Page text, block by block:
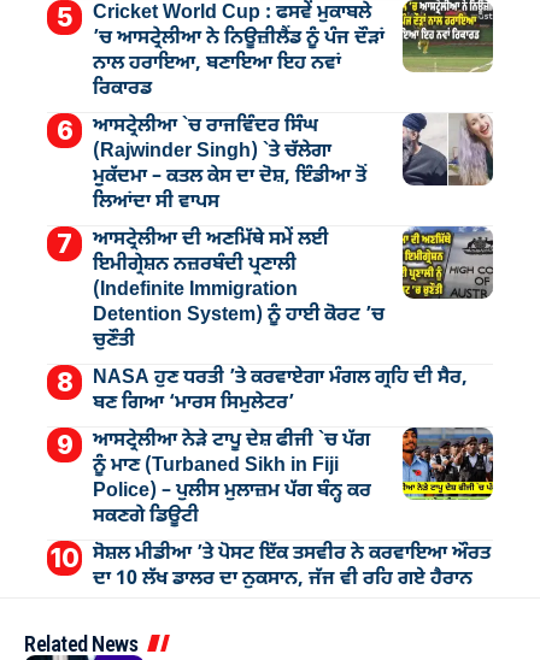
Cricket World Cup : ਫਸਵੇਂ ਮੁਕਾਬਲੇ
’ਚ ਆਸਟ੍ਰੇਲੀਆ ਨੇ ਨਿਊਜ਼ੀਲੈਂਡ ਨੂੰ ਪੰਜ ਦੌੜਾਂ
ਨਾਲ ਹਰਾਇਆ, ਬਣਾਇਆ ਇਹ ਨਵਾਂ
ਰਿਕਾਰਡ
ਆਸਟ੍ਰੇਲੀਆ `ਚ ਰਾਜਵਿੰਦਰ ਸਿੰਘ
(Rajwinder Singh) `ਤੇ ਚੱਲੇਗਾ
ਮੁੁਕੱਦਮਾ – ਕਤਲ ਕੇਸ ਦਾ ਦੋਸ਼, ਇੰਡੀਆ ਤੋਂ
ਲਿਆਂਦਾ ਸੀ ਵਾਪਸ
ਆਸਟ੍ਰੇਲੀਆ ਦੀ ਅਣਮਿੱਥੇ ਸਮੇਂ ਲਈ
ਇਮੀਗ੍ਰੇਸ਼ਨ ਨਜ਼ਰਬੰਦੀ ਪ੍ਰਣਾਲੀ
(Indefinite Immigration
Detention System) ਨੂੰ ਹਾਈ ਕੋਰਟ ’ਚ
ਚੁਣੌਤੀ
NASA ਹੁਣ ਧਰਤੀ ’ਤੇ ਕਰਵਾਏਗਾ ਮੰਗਲ ਗ੍ਰਹਿ ਦੀ ਸੈਰ,
ਬਣ ਗਿਆ ‘ਮਾਰਸ ਸਿਮੁਲੇਟਰ’
ਆਸਟ੍ਰੇਲੀਆ ਨੇੜੇ ਟਾਪੂ ਦੇਸ਼ ਫੀਜੀ `ਚ ਪੱਗ
ਨੂੰ ਮਾਣ (Turbaned Sikh in Fiji
Police) – ਪੁਲੀਸ ਮੁਲਾਜ਼ਮ ਪੱਗ ਬੰਨ੍ਹ ਕਰ
ਸਕਣਗੇ ਡਿਊਟੀ
ਸੋਸ਼ਲ ਮੀਡੀਆ ’ਤੇ ਪੋਸਟ ਇੱਕ ਤਸਵੀਰ ਨੇ ਕਰਵਾਇਆ ਔਰਤ
ਦਾ 10 ਲੱਖ ਡਾਲਰ ਦਾ ਨੁਕਸਾਨ, ਜੱਜ ਵੀ ਰਹਿ ਗਏ ਹੈਰਾਨ
Related News